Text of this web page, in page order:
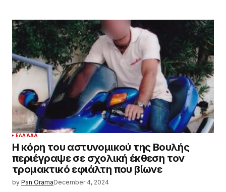
ΕΛΛΆΔΑ
Η κόρη του αστυνομικού της Βουλής
περιέγραψε σε σχολική έκθεση τον
τρομακτικό εφιάλτη που βίωνε
by Pan OramaDecember 4, 2024